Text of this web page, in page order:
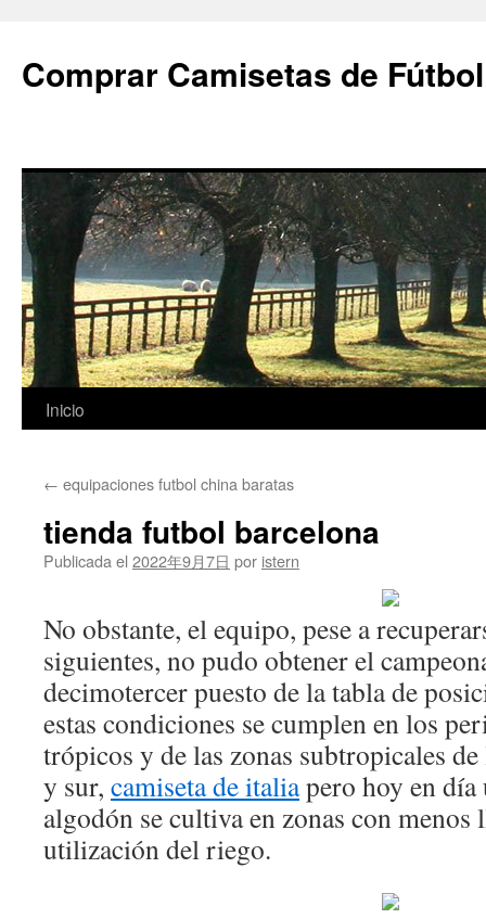
Comprar Camisetas de
Saltar
contenido
Inicio
← equipaciones futbol china baratas
tienda futbol barcelona
Publicada el 2022年9月7日 por istern
No obstante, el equipo, pese a
siguientes, no pudo obtener el
decimotercer puesto de la tabla de
estas condiciones se cumplen en los
trópicos y de las zonas subtropicales
y sur, camiseta de italiapero hoy en día
algodón se cultiva en zonas con menos
utilización del riego.